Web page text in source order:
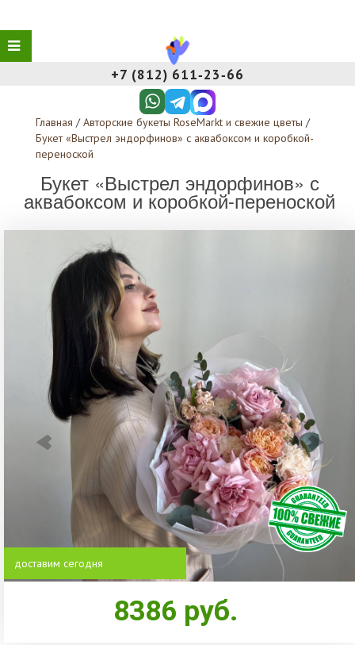
+7 (812) 611‑23‑66
Главная / Авторские букеты RoseMarkt и свежие цветы /
Букет «‎Выстрел эндорфинов»‎ с аквабоксом и коробкой-
переноской
Букет «‎Выстрел эндорфинов»‎ с
аквабоксом и коробкой-переноской
доставим сегодня
8386 руб.